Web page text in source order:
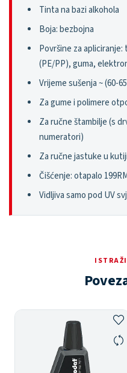
Tinta na bazi alkohola
Boja: bezbojna
Površine za
(PE/PP), guma,
Vrijeme sušenja ~ (60-
Za gume i polimere
Za ručne štambilje (s
numeratori)
Za ručne jastuke u
Čišćenje: otapalo
Vidljiva samo pod UV